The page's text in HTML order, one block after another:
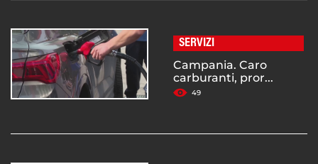
SERVIZI
Campania. Caro
carburanti, pror...
49